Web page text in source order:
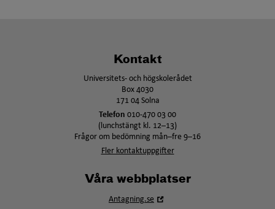
Kontakt
Universitets- och högskolerådet
Box 4030
171 04 Solna
Telefon 010-470 03 00
(lunchstängt kl. 12–13)
Frågor om bedömning mån–fre 9–16
Fler kontaktuppgifter
Våra webbplatser
Antagning.se